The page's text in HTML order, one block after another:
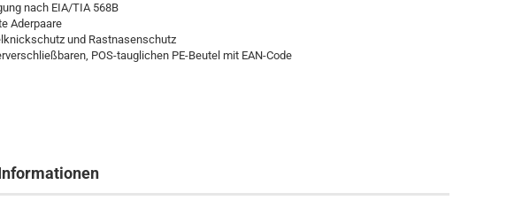
nach EIA/TIA 568B
Aderpaare
und Rastnasenschutz
POS-tauglichen PE-Beutel mit EAN-Code